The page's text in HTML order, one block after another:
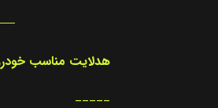
هدلایت مناسب
_____